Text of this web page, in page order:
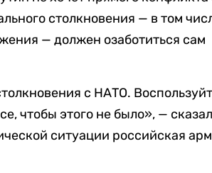
столкновения — в том
— должен озаботиться сам
с НАТО.
чтобы этого не было», — сказал
ситуации российская